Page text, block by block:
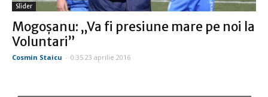
Slider
Mogoşanu: „Va fi presiune mare pe noi la
Voluntari”
Cosmin Staicu - 0:35 23 aprilie 2016